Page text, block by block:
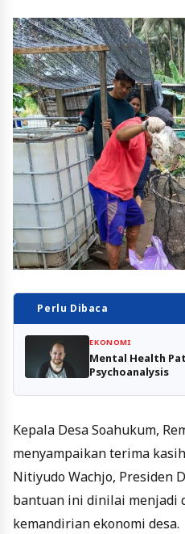
Perlu Dibaca
EKONOMI
Mental Health
Psychoanalysis
Kepala Desa Soahukum,
menyampaikan terima
Nitiyudo Wachjo, Presiden
bantuan ini dinilai menjadi
kemandirian ekonomi desa.